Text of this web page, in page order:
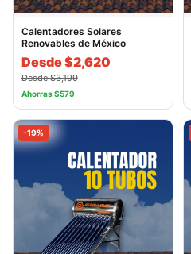
Calentadores Solares
Renovables de México
Desde $2,620
Desde $3,199
Ahorras $579
-19%